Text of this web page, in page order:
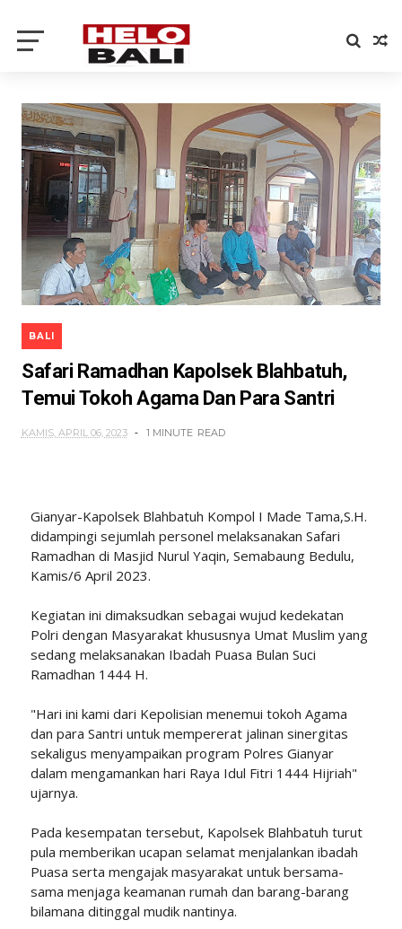
BALI
Safari Ramadhan Kapolsek Blahbatuh,
Temui Tokoh Agama Dan Para Santri
KAMIS, APRIL 06, 2023 1 MINUTE READ
Gianyar-Kapolsek Blahbatuh Kompol I Made Tama,S.H.
didampingi sejumlah personel melaksanakan Safari
Ramadhan di Masjid Nurul Yaqin, Semabaung Bedulu,
Kamis/6 April 2023.
Kegiatan ini dimaksudkan sebagai wujud kedekatan
Polri dengan Masyarakat khususnya Umat Muslim yang
sedang melaksanakan Ibadah Puasa Bulan Suci
Ramadhan 1444 H.
"Hari ini kami dari Kepolisian menemui tokoh Agama
dan para Santri untuk mempererat jalinan sinergitas
sekaligus menyampaikan program Polres Gianyar
dalam mengamankan hari Raya Idul Fitri 1444 Hijriah"
ujarnya.
Pada kesempatan tersebut, Kapolsek Blahbatuh turut
pula memberikan ucapan selamat menjalankan ibadah
Puasa serta mengajak masyarakat untuk bersama-
sama menjaga keamanan rumah dan barang-barang
bilamana ditinggal mudik nantinya.